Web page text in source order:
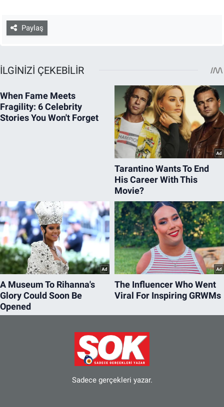
Paylaş
Sadece gerçekleri yazar.